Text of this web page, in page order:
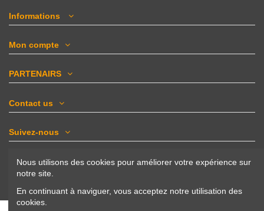
Informations
Mon compte
PARTENAIRS
Contact us
Suivez-nous
Newsletter
Nous utilisons des cookies pour améliorer votre expérience sur
notre site.
En continuant à naviguer, vous acceptez notre utilisation des
cookies.